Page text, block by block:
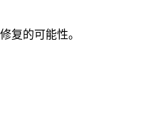
复的可能性。